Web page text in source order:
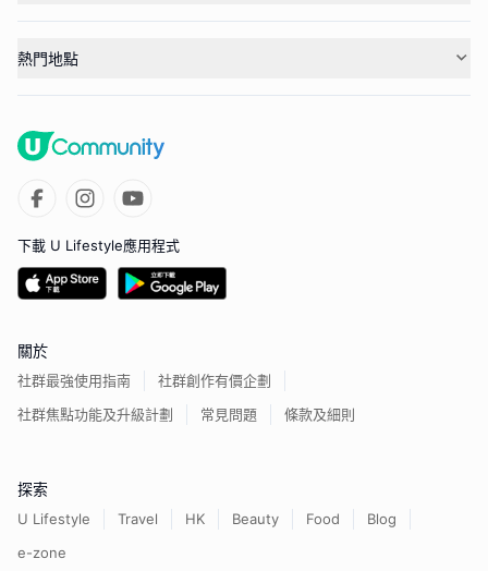
熱門地點
下載 U Lifestyle應用程式
關於
社群最強使用指南
社群創作有價企劃
社群焦點功能及升級計劃
常見問題 條款及細則
探索
U Lifestyle Travel HK Beauty Food
Blog
e-zone